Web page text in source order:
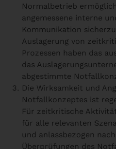
Normalbetrieb
angemessene interne
Kommunikation
Auslagerung von
Prozessen haben das
das
abgestimmte
Die Wirksamkeit und
Notfallkonzeptes ist
Für zeitkritische
für alle relevanten
und anlassbezogen
Überprüfungen des